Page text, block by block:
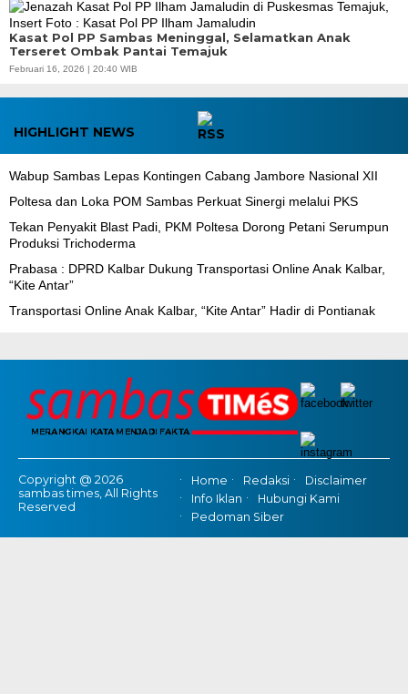
Kasat Pol PP Sambas Meninggal, Selamatkan Anak
Terseret Ombak Pantai Temajuk
Februari 16, 2026 | 20:40 WIB
HIGHLIGHT NEWS
Wabup Sambas Lepas Kontingen Cabang Jambore Nasional XII
Poltesa dan Loka POM Sambas Perkuat Sinergi melalui PKS
Tekan Penyakit Blast Padi, PKM Poltesa Dorong Petani Serumpun
Produksi Trichoderma
Prabasa : DPRD Kalbar Dukung Transportasi Online Anak Kalbar,
“Kite Antar”
Transportasi Online Anak Kalbar, “Kite Antar” Hadir di Pontianak
Copyright @ 2026
sambas times, All Rights
Reserved
Home Redaksi
Disclaimer
Info Iklan
Hubungi Kami
Pedoman Siber